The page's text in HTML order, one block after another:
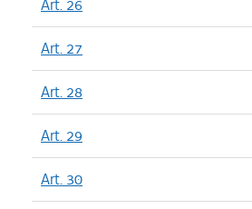
Art. 26
Art. 27
Art. 28
Art. 29
Art. 30